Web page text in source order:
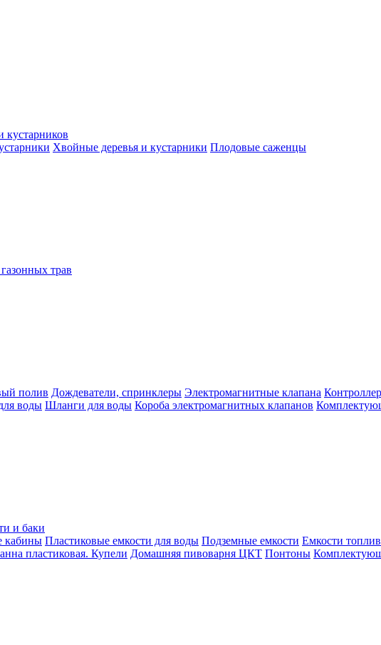
кустарников
Хвойные деревья и кустарники Плодовые саженцы
трав
полив Дождеватели, спринклеры Электромагнитные клапана
воды Шланги для воды Короба электромагнитных клапанов
и баки
кабины Пластиковые емкости для воды Подземные емкости Емкости
пластиковая. Купели Домашняя пивоварня ЦКТ Понтоны